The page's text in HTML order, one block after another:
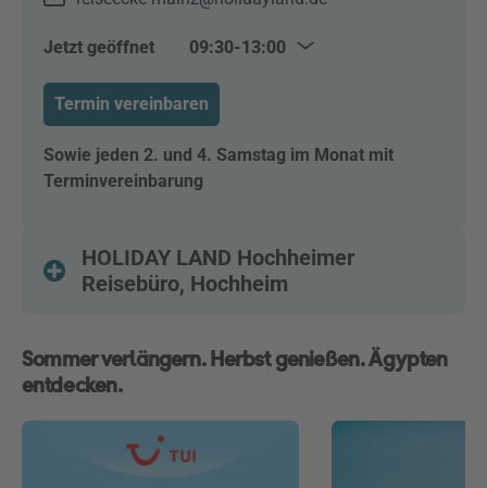
Jetzt geöffnet
09:30-13:00
Mo–Fr
09:30–13:00
Mo–Di & Do–Fr
14:00–17:30
Termin vereinbaren
Sowie jeden 2. und 4. Samstag im Monat mit
Terminvereinbarung
HOLIDAY LAND Hochheimer
Reisebüro, Hochheim
Sommer verlängern. Herbst genießen. Ägypten
entdecken.